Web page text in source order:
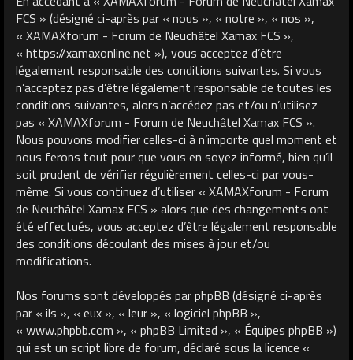
FCS » (désigné ci-après par « nous », « notre », « nos »,
« XAMAXforum - Forum de Neuchâtel Xamax FCS »,
« https://xamaxonline.net »), vous acceptez d’être
légalement responsable des conditions suivantes. Si vous
n’acceptez pas d’être légalement responsable de toutes les
conditions suivantes, alors n’accédez pas et/ou n’utilisez
pas « XAMAXforum - Forum de Neuchâtel Xamax FCS ».
Nous pouvons modifier celles-ci à n’importe quel moment et
nous ferons tout pour que vous en soyez informé, bien qu’il
soit prudent de vérifier régulièrement celles-ci par vous-
même. Si vous continuez d’utiliser « XAMAXforum - Forum
de Neuchâtel Xamax FCS » alors que des changements ont
été effectués, vous acceptez d’être légalement responsable
des conditions découlant des mises à jour et/ou
modifications.
Nos forums sont développés par phpBB (désigné ci-après
par « ils », « eux », « leur », « logiciel phpBB »,
« www.phpbb.com », « phpBB Limited », « Équipes phpBB »)
qui est un script libre de forum, déclaré sous la licence «